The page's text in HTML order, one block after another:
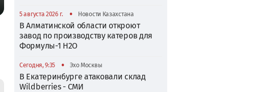
5 августа 2026 г. • Новости Казахстана
В Алматинской области откроют
завод по производству катеров для
Формулы-1 H2O
Сегодня, 9:35 • Эхо Москвы
В Екатеринбурге атаковали склад
Wildberries - СМИ